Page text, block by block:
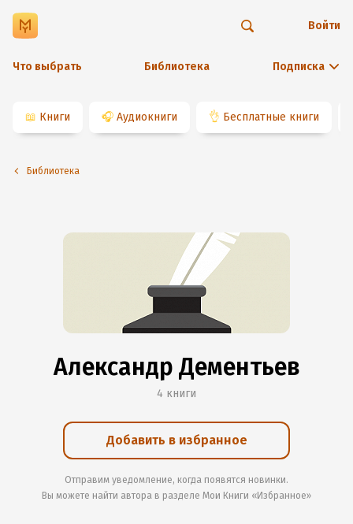
Что выбрать Библиотека Подписка
Войти
📖 Книги 🎧 Аудиокниги 👌 Бесплатные книги
Библиотека
Александр Дементьев
4 книги
Добавить в избранное
Отправим уведомление, когда появятся новинки.
Вы можете найти автора в разделе Мои Книги «Избранное»